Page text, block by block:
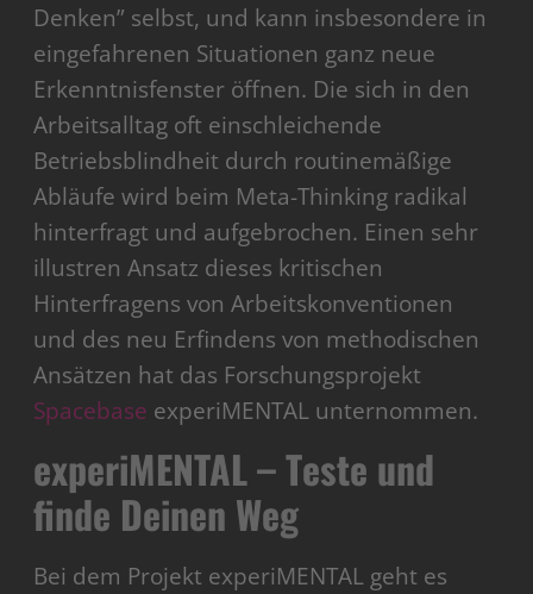
Denken” selbst, und kann insbesondere in
eingefahrenen Situationen ganz neue
Erkenntnisfenster öffnen. Die sich in den
Arbeitsalltag oft einschleichende
Betriebsblindheit durch routinemäßige
Abläufe wird beim Meta-Thinking radikal
hinterfragt und aufgebrochen. Einen sehr
illustren Ansatz dieses kritischen
Hinterfragens von Arbeitskonventionen
und des neu Erfindens von methodischen
Ansätzen hat das Forschungsprojekt
Spacebase experiMENTAL unternommen.
experiMENTAL – Teste und
finde Deinen Weg
Bei dem Projekt experiMENTAL geht es